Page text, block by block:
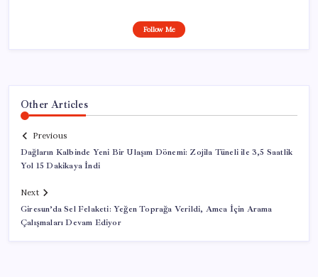
Follow Me
Other Articles
Previous
Dağların Kalbinde Yeni Bir Ulaşım Dönemi: Zojila Tüneli ile 3,5 Saatlik
Yol 15 Dakikaya İndi
Next
Giresun’da Sel Felaketi: Yeğen Toprağa Verildi, Amca İçin Arama
Çalışmaları Devam Ediyor